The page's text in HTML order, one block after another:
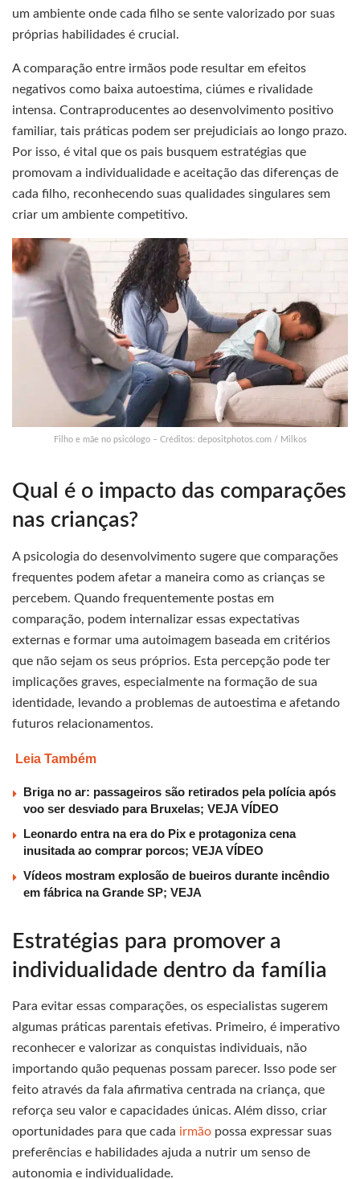
um ambiente onde cada filho se sente valorizado por suas
próprias habilidades é crucial.
A comparação entre irmãos pode resultar em efeitos
negativos como baixa autoestima, ciúmes e rivalidade
intensa. Contraproducentes ao desenvolvimento positivo
familiar, tais práticas podem ser prejudiciais ao longo prazo.
Por isso, é vital que os pais busquem estratégias que
promovam a individualidade e aceitação das diferenças de
cada filho, reconhecendo suas qualidades singulares sem
criar um ambiente competitivo.
Filho e mãe no psicólogo – Créditos: depositphotos.com / Milkos
Qual é o impacto das comparações
nas crianças?
A psicologia do desenvolvimento sugere que comparações
frequentes podem afetar a maneira como as crianças se
percebem. Quando frequentemente postas em
comparação, podem internalizar essas expectativas
externas e formar uma autoimagem baseada em critérios
que não sejam os seus próprios. Esta percepção pode ter
implicações graves, especialmente na formação de sua
identidade, levando a problemas de autoestima e afetando
futuros relacionamentos.
Leia Também
Briga no ar: passageiros são retirados pela polícia após
voo ser desviado para Bruxelas; VEJA VÍDEO
Leonardo entra na era do Pix e protagoniza cena
inusitada ao comprar porcos; VEJA VÍDEO
Vídeos mostram explosão de bueiros durante incêndio
em fábrica na Grande SP; VEJA
Estratégias para promover a
individualidade dentro da família
Para evitar essas comparações, os especialistas sugerem
algumas práticas parentais efetivas. Primeiro, é imperativo
reconhecer e valorizar as conquistas individuais, não
importando quão pequenas possam parecer. Isso pode ser
feito através da fala afirmativa centrada na criança, que
reforça seu valor e capacidades únicas. Além disso, criar
oportunidades para que cada irmão possa expressar suas
preferências e habilidades ajuda a nutrir um senso de
autonomia e individualidade.